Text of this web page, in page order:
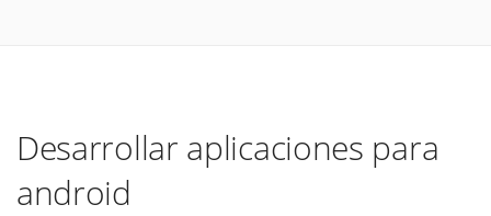
Desarrollar aplicaciones para
android